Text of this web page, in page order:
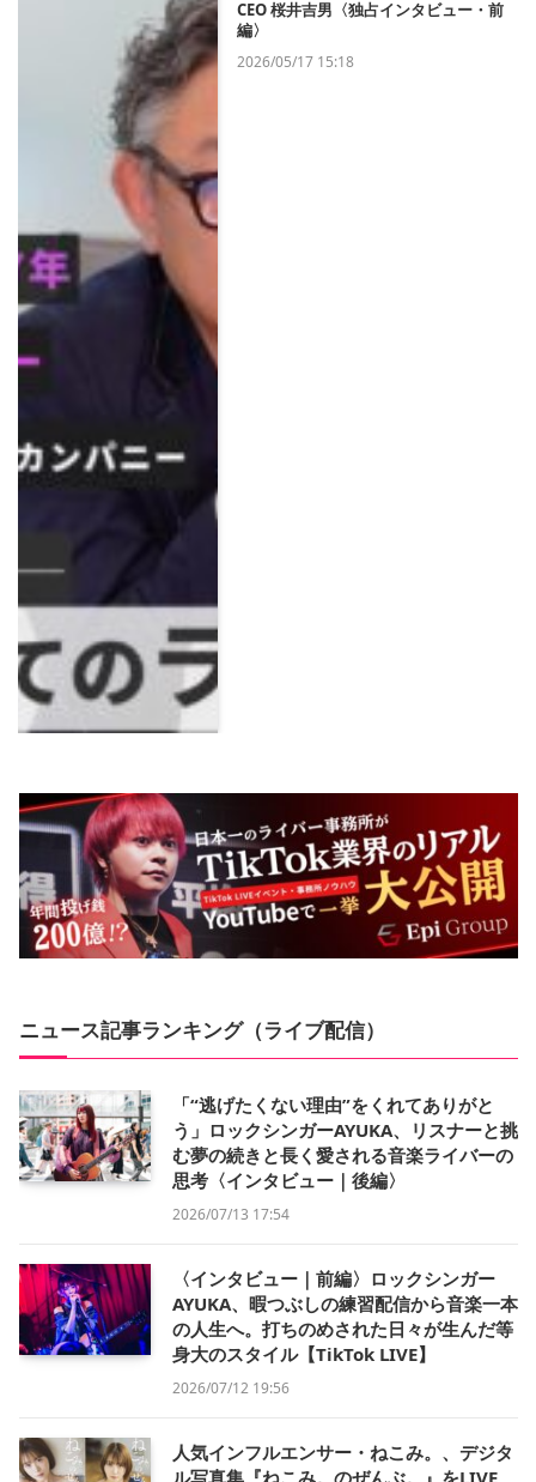
CEO 桜井吉男〈独占インタビュー・前
編〉
2026/05/17 15:18
ニュース記事ランキング（ライブ配信）
「“逃げたくない理由”をくれてありがと
う」ロックシンガーAYUKA、リスナーと挑
む夢の続きと長く愛される音楽ライバーの
思考〈インタビュー｜後編〉
2026/07/13 17:54
〈インタビュー｜前編〉ロックシンガー
AYUKA、暇つぶしの練習配信から音楽一本
の人生へ。打ちのめされた日々が生んだ等
身大のスタイル【TikTok LIVE】
2026/07/12 19:56
人気インフルエンサー・ねこみ。、デジタ